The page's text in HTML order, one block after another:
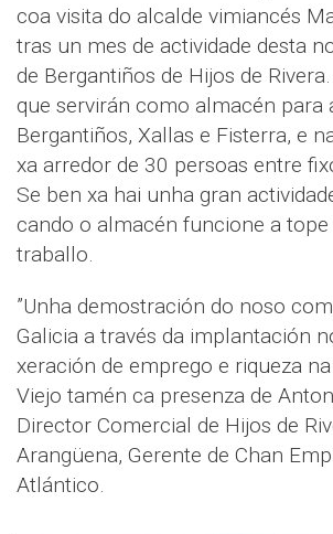
coa visita do alcalde vimiancés
tras un mes de actividade desta
de Bergantiños de Hijos de
que servirán como almacén para
Bergantiños, Xallas e Fisterra, e
xa arredor de 30 persoas entre
Se ben xa hai unha gran
cando o almacén funcione a tope
traballo.
”Unha demostración do noso
Galicia a través da implantación
xeración de emprego e riqueza
Viejo tamén ca presenza de
Director Comercial de Hijos de
Arangüena, Gerente de Chan
Atlántico.